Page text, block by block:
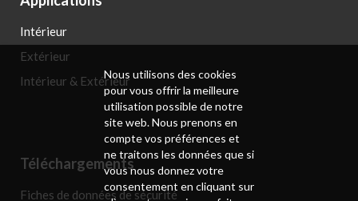
Intérieur
Extérieur
Intérieur & Extérieur
Téléchargements
Fiches de données de sécurité
Nous utilisons des cookies
pour vous offrir la meilleure
utilisation possible de notre
site web. Nous prenons en
compte vos préférences et
ne traitons les données que si
vous nous donnez votre
consentement en cliquant sur